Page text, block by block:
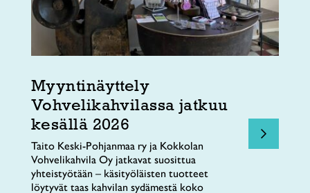
Myyntinäyttely
Vohvelikahvilassa jatkuu
kesällä 2026
Taito Keski-Pohjanmaa ry ja Kokkolan
Vohvelikahvila Oy jatkavat suosittua
yhteistyötään – käsityöläisten tuotteet
löytyvät taas kahvilan sydämestä koko